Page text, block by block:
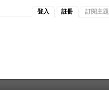
登入 註冊 訂閱主題